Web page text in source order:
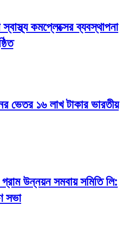
কমপ্লেক্সের ব্যবস্থাপনা
ভেতর ১৬ লাখ টাকার ভারতীয়
গ্রাম উন্নয়ন সমবায় সমিতি লি:
সভা